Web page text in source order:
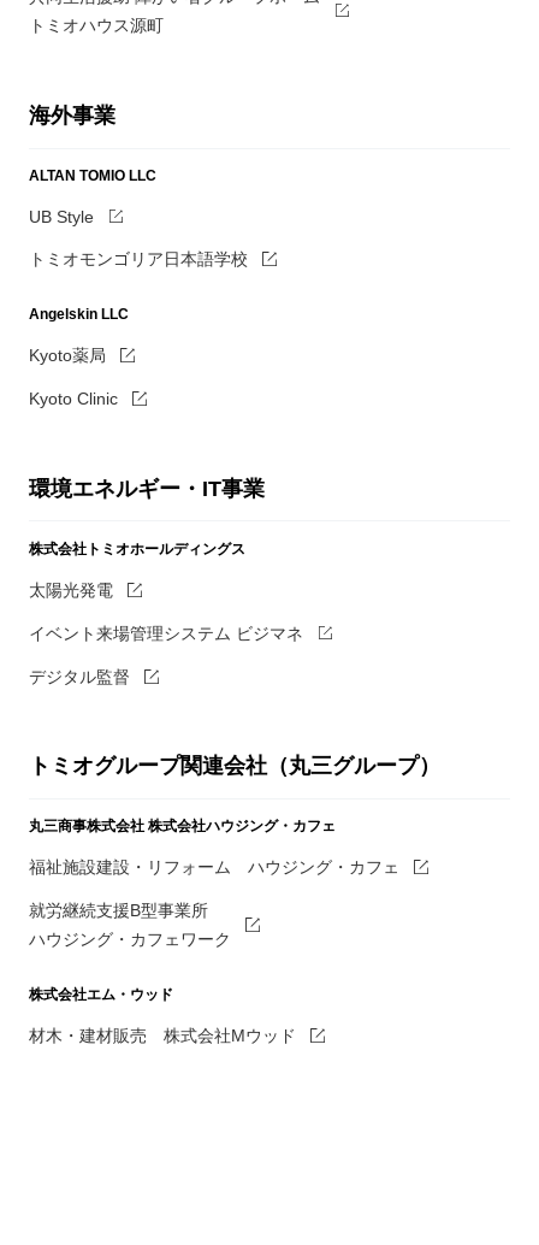
トミオハウス源町
海外事業
ALTAN TOMIO LLC
UB Style
トミオモンゴリア日本語学校
Angelskin LLC
Kyoto薬局
Kyoto Clinic
環境エネルギー・IT事業
株式会社トミオホールディングス
太陽光発電
イベント来場管理システム ビジマネ
デジタル監督
トミオグループ関連会社（丸三グループ）
丸三商事株式会社 株式会社ハウジング・カフェ
福祉施設建設・リフォーム ハウジング・カフェ
就労継続支援B型事業所
ハウジング・カフェワーク
株式会社エム・ウッド
材木・建材販売 株式会社Mウッド